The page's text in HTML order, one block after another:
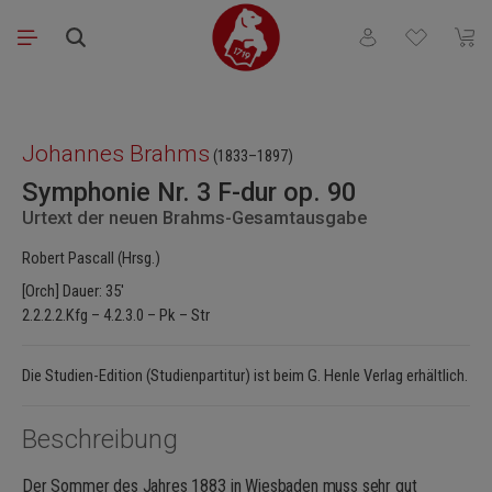
Zum Hauptinhalt springen
Du hast 0
Johannes Brahms (1833–1897)
Symphonie Nr. 3 F-dur op. 90
Urtext der neuen Brahms-Gesamtausgabe
Robert Pascall (Hrsg.)
[Orch] Dauer: 35'
2.2.2.2.Kfg – 4.2.3.0 – Pk – Str
Die Studien-Edition (Studienpartitur) ist beim G. Henle Verlag erhältlich.
Beschreibung
Der Sommer des Jahres 1883 in Wiesbaden muss sehr gut